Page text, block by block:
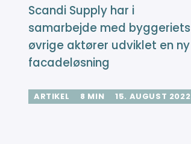
Scandi Supply har i
samarbejde med byggeriets
øvrige aktører udviklet en ny
facadeløsning
ARTIKEL 8 MIN 15. AUGUST 2022